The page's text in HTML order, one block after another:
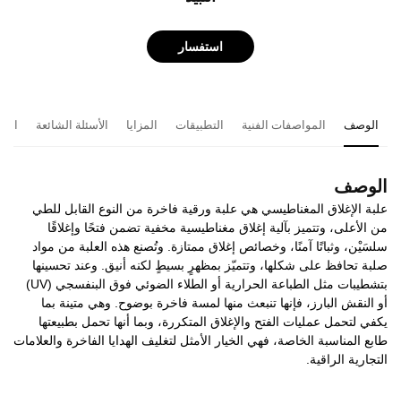
استفسار
الوصف المواصفات الفنية التطبيقات المزايا الأسئلة الشائعة
الوصف
علبة الإغلاق المغناطيسي هي علبة ورقية فاخرة من النوع القابل للطي
من الأعلى، وتتميز بآلية إغلاق مغناطيسية مخفية تضمن فتحًا وإغلاقًا
سلسَيْن، وثباتًا آمنًا، وخصائص إغلاق ممتازة. وتُصنع هذه العلبة من مواد
صلبة تحافظ على شكلها، وتتميّز بمظهرٍ بسيطٍ لكنه أنيق. وعند تحسينها
بتشطيبات مثل الطباعة الحرارية أو الطلاء الضوئي فوق البنفسجي (UV)
أو النقش البارز، فإنها تنبعث منها لمسة فاخرة بوضوح. وهي متينة بما
يكفي لتحمل عمليات الفتح والإغلاق المتكررة، وبما أنها تحمل بطبيعتها
طابع المناسبة الخاصة، فهي الخيار الأمثل لتغليف الهدايا الفاخرة والعلامات
التجارية الراقية.